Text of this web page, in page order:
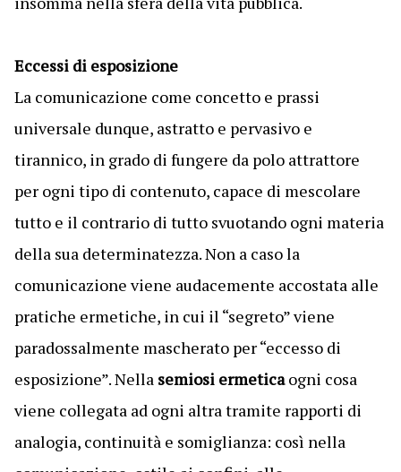
Eccessi di esposizione
La comunicazione come concetto e prassi
universale dunque, astratto e pervasivo e
tirannico, in grado di fungere da polo attrattore
per ogni tipo di contenuto, capace di mescolare
tutto e il contrario di tutto svuotando ogni materia
della sua determinatezza. Non a caso la
comunicazione viene audacemente accostata alle
pratiche ermetiche, in cui il “segreto” viene
paradossalmente mascherato per “eccesso di
esposizione”. Nella semiosi ermeticaogni cosa
viene collegata ad ogni altra tramite rapporti di
analogia, continuità e somiglianza: così nella